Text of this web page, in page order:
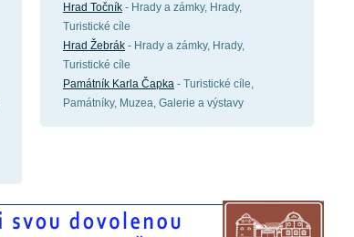
Hrad Točník - Hrady a zámky, Hrady,
Turistické cíle
Hrad Žebrák - Hrady a zámky, Hrady,
Turistické cíle
Památník Karla Čapka - Turistické cíle,
Památníky, Muzea, Galerie a výstavy